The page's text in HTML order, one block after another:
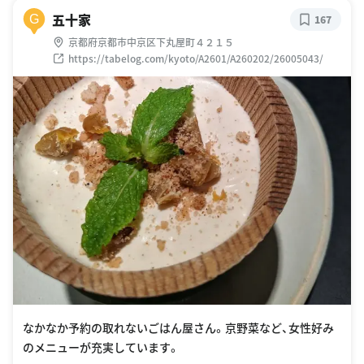
G 五十家
京都府京都市中京区下丸屋町４２１５
https://tabelog.com/kyoto/A2601/A260202/26005043/
167
なかなか予約の取れないごはん屋さん。京野菜など、女性好み
のメニューが充実しています。